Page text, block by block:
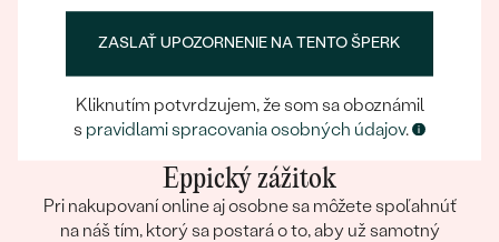
Eppický zážitok
Pri nakupovaní online aj osobne sa môžete spoľahnúť
na náš tím, ktorý sa postará o to, aby už samotný
ZASLAŤ UPOZORNENIE NA TENTO ŠPERK
Kliknutím potvrdzujem, že som sa oboznámil
s pravidlami spracovania osobných údajov.